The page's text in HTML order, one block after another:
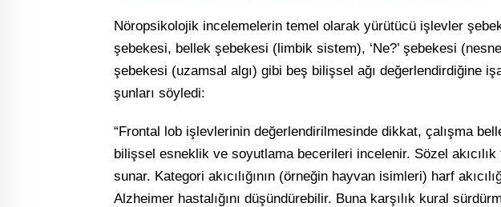
Nöropsikolojik incelemelerin temel olarak yürütücü işlevler
şebekesi, bellek şebekesi (limbik sistem), ‘Ne?’ şebekesi (nesne
şebekesi (uzamsal algı) gibi beş bilişsel ağı değerlendirdiğine
şunları söyledi:
“Frontal lob işlevlerinin değerlendirilmesinde dikkat, çalışma
bilişsel esneklik ve soyutlama becerileri incelenir. Sözel
sunar. Kategori akıcılığının (örneğin hayvan isimleri) harf
Alzheimer hastalığını düşündürebilir. Buna karşılık kural